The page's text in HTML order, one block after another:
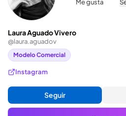
Me gusta
Laura Aguado Vivero
@laura.aguadov
Modelo Comercial
Instagram
Seguir